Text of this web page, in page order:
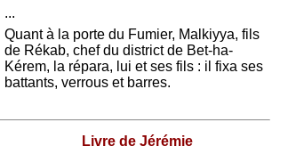
...
Quant à la porte du Fumier, Malkiyya, fils
de Rékab, chef du district de Bet-ha-
Kérem, la répara, lui et ses fils : il fixa ses
battants, verrous et barres.
Livre de Jérémie